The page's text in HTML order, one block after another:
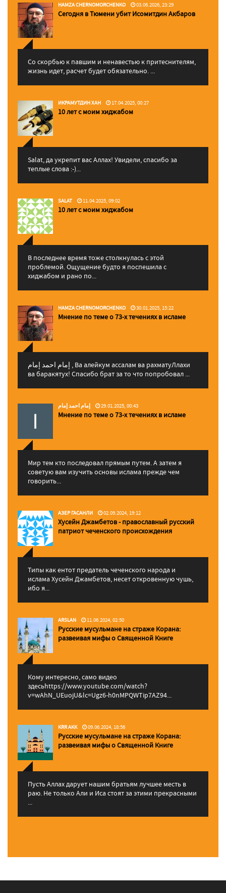
HAMZA CHERNOMORCHENKO 03.06.2026, 23:29
Сегодня в Тюмени убит Исомитдин Акбаров
Со скорбью к павшим и ненавестью к притеснителям,
жизнь идет, расчет будет обязательно. ...
ИКРАМУТДИН ХАН 17.04.2025, 00:27
10 лет с моим хиджабом
Salat, да укрепит вас Аллаx! Увидели, спасибо за
теплые слова :-)...
SALAT 11.04.2025, 09:02
10 лет с моим хиджабом
В последнее время тоже столкнулась с этой
проблемой. Ощущение будто я поспешила с
хиджабом и рано по...
HAMZA CHERNOMORCHENKO 30.01.2025, 15:22
Мнение по теме о 73-х течениях в исламе
إمام احمد إمام , Ва алейкум ассалам ва рахматуЛлахи
ва баракятух! Спасибо брат за то что попробовал ...
إمام احمد إمام 29.01.2025, 00:43
Мнение по теме о 73-х течениях в исламе
Мир тем кто последовал прямым путем. А затем я
советую вам изучить основы ислама прежде чем
говорить...
АЗЕР ГАСАНЛИ 02.09.2024, 19:12
Хусейн Джамбетов - православный русский
патриот чеченского происхождения
Типы как ентот предатель чеченского народа и
ислама Хусейн Джамбетов, несет откровенную чушь,
ибо я...
ARSLAN 11.06.2024, 02:50
Русские мусульмане на страже Корана:
pазвеивая мифы о Священной Книге
Кому интересно, само видео
здесьhttps://www.youtube.com/watch?
v=wAhN_UEuojU&lc=Ugz6-h0nMPQWTip7AZ94...
KRR AKK 09.06.2024, 18:56
Русские мусульмане на страже Корана:
pазвеивая мифы о Священной Книге
Пусть Аллах дарует нашим братьям лучшее месть в
раю. Не только Али и Иса стоят за этими прекрасными
...